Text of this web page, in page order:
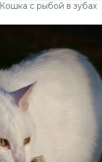
Кошка с рыбой в зубах